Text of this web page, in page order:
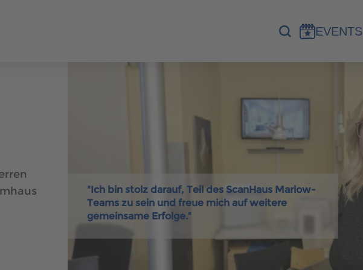
EVENTS
"Ich bin stolz darauf, Teil des ScanHaus Marlow-
Teams zu sein und freue mich auf weitere
gemeinsame Erfolge."